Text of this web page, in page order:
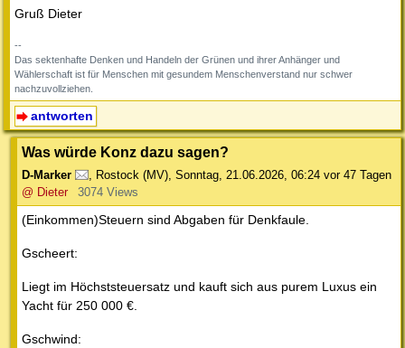
Gruß Dieter
--
Das sektenhafte Denken und Handeln der Grünen und ihrer Anhänger und
Wählerschaft ist für Menschen mit gesundem Menschenverstand nur schwer
nachzuvollziehen.
antworten
Was würde Konz dazu sagen?
D-Marker , Rostock (MV), Sonntag, 21.06.2026, 06:24 vor 47 Tagen
@ Dieter
3074 Views
(Einkommen)Steuern sind Abgaben für Denkfaule.
Gscheert:
Liegt im Höchststeuersatz und kauft sich aus purem Luxus ein
Yacht für 250 000 €.
Gschwind: